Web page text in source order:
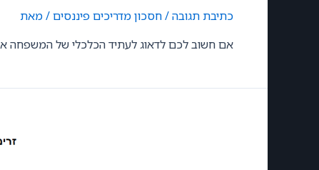
כתיבת תגובה/חסכוןמדריכים פיננסים/ מאת
אם חשוב לכם לדאוג לעתיד הכלכלי של המשפחה